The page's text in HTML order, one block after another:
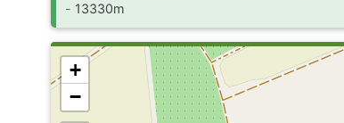
- 13330m
+
−